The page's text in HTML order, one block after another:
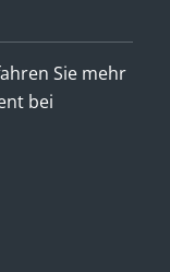
Sie mehr
bei